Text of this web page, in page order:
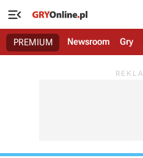

PREMIUM Newsroom Gry